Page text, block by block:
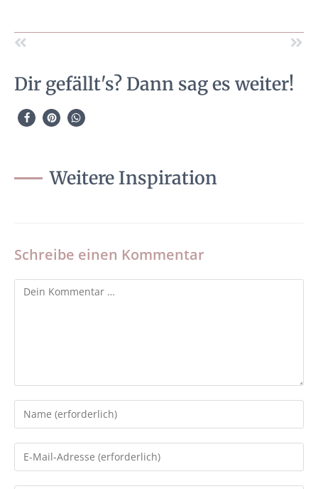
Dir gefällt's? Dann sag es weiter!
Weitere Inspiration
Schreibe einen Kommentar